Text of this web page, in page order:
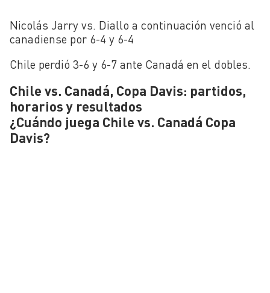
Nicolás Jarry vs. Diallo a continuación venció al
canadiense por 6-4 y 6-4
Chile perdió 3-6 y 6-7 ante Canadá en el dobles.
Chile vs. Canadá, Copa Davis: partidos,
horarios y resultados
¿Cuándo juega Chile vs. Canadá Copa
Davis?